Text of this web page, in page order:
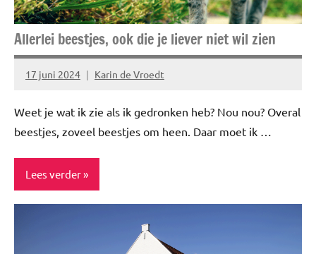
Allerlei beestjes, ook die je liever niet wil zien
17 juni 2024 Karin de Vroedt
Geen
Weet je wat ik zie als ik gedronken heb? Nou nou? Overal
beestjes, zoveel beestjes om heen. Daar moet ik …
Lees verder